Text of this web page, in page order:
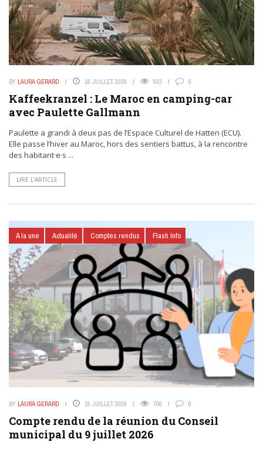
BY LAURA GERARD 16 JUILLET 2026 503 0
Kaffeekranzel : Le Maroc en camping-car
avec Paulette Gallmann
Paulette a grandi à deux pas de l’Espace Culturel de Hatten (ECU).
Elle passe l’hiver au Maroc, hors des sentiers battus, à la rencontre
des habitant·e·s ...
LIRE L’ARTICLE
A la une Actualité Comptes rendus Flash Info
BY LAURA GERARD 15 JUILLET 2026 706 0
Compte rendu de la réunion du Conseil
municipal du 9 juillet 2026